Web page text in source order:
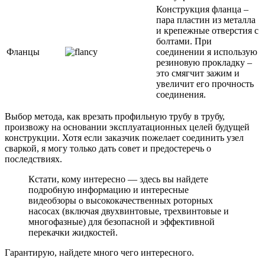
Фланцы
Конструкция фланца –
пара пластин из металла
и крепежные отверстия с
болтами. При
соединении я использую
резиновую прокладку –
это смягчит зажим и
увеличит его прочность
соединения.
Выбор метода, как врезать профильную трубу в трубу,
произвожу на основании эксплуатационных целей будущей
конструкции. Хотя если заказчик пожелает соединить узел
сваркой, я могу только дать совет и предостеречь о
последствиях.
Кстати, кому интересно — здесь вы найдете
подробную информацию и интересные
видеобзоры о высококачественных роторных
насосах (включая двухвинтовые, трехвинтовые и
многофазные) для безопасной и эффективной
перекачки жидкостей.
Гарантирую, найдете много чего интересного.